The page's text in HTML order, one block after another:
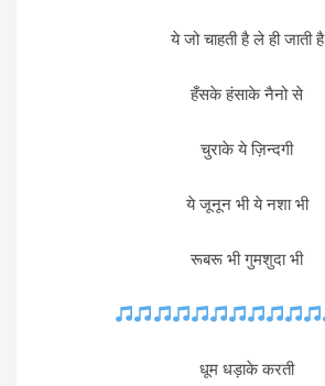
ये जो चाहती है ले ही जाती है
हँसके हंसाके नैनो से
चुराके ये ज़िन्दगी
ये जूनून भी ये नशा भी
रूबरू भी गुमशुदा भी
धूम धड़ाके करती